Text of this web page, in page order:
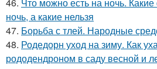
ночь, а какие нельзя
47. Борьба с тлей. Народные
48. Родедорн уход на зиму. Как
рододендроном в саду весной и